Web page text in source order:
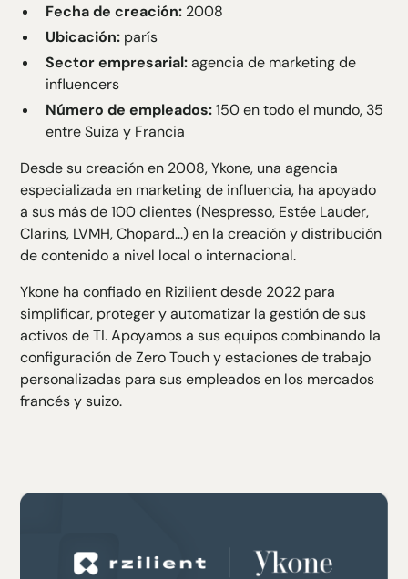
Fecha de creación: 2008
Ubicación: parís
Sector empresarial:agencia de marketing de
influencers
Número de empleados:150 en todo el mundo, 35
entre Suiza y Francia
Desde su creación en 2008, Ykone, una agencia
especializada en marketing de influencia, ha apoyado
a sus más de 100 clientes (Nespresso, Estée Lauder,
Clarins, LVMH, Chopard...) en la creación y distribución
de contenido a nivel local o internacional.
Ykone ha confiado en Rizilient desde 2022 para
simplificar, proteger y automatizar la gestión de sus
activos de TI. Apoyamos a sus equipos combinando la
configuración de Zero Touch y estaciones de trabajo
personalizadas para sus empleados en los mercados
francés y suizo.